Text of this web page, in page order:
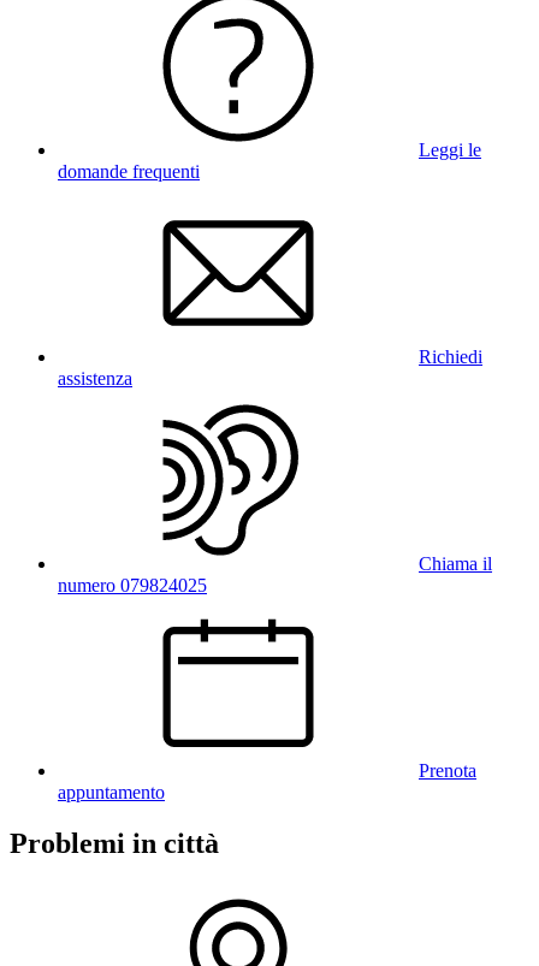
Leggi le
domande frequenti
Richiedi
assistenza
Chiama il
numero 079824025
Prenota
appuntamento
Problemi in città